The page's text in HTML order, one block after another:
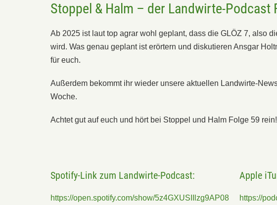
Stoppel & Halm – der Landwirte-Podcast
Ab 2025 ist laut top agrar wohl geplant, dass die GLÖZ 7, also
wird. Was genau geplant ist erörtern und diskutieren Ansgar
für euch.
Außerdem bekommt ihr wieder unsere aktuellen Landwirte-
Woche.
Achtet gut auf euch und hört bei Stoppel und Halm Folge 59 rein!
Spotify-Link zum Landwirte-Podcast:
https://open.spotify.com/show/5z4GXUSIIlzg9AP08
Apple
https://